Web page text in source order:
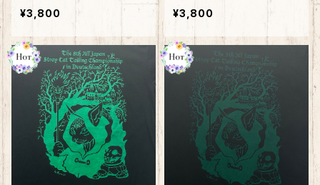
0％
¥3,800
¥3,800